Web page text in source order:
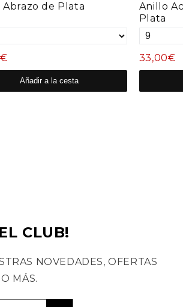
de Plata
Añadir a la cesta
Anillo
Plata
33,00€
CLUB!
NOVEDADES, OFERTAS
MÁS.